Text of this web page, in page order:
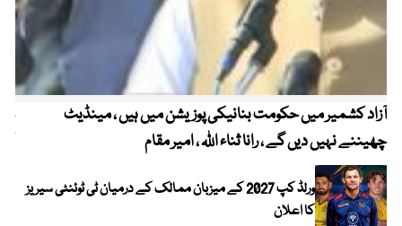
آزاد کشمیر میں حکومت بنانیکی پوزیشن میں ہیں ، مینڈیٹ
چھیننے نہیں دیں گے ، رانا ثناء اللہ ، امیر مقام
ورلڈ کپ 2027 کے میزبان ممالک کے درمیان ٹی ٹوئنٹی سیریز
کا اعلان